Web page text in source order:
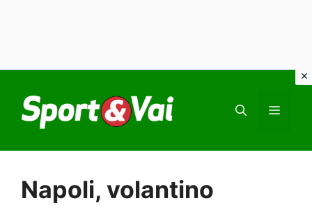
contenuto
Napoli, volantino